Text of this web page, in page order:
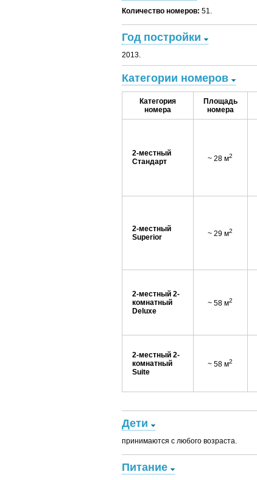
Количество номеров: 51.
Год постройки
2013.
Категории номеров
Категория
номера
Площадь
номера
2-местный
Стандарт
~ 28 м2
2-местный
Superior
~ 29 м2
2-местный 2-
комнатный
Deluxe
~ 58 м2
2-местный 2-
комнатный
Suite
~ 58 м2
Дети
принимаются с любого возраста.
Питание